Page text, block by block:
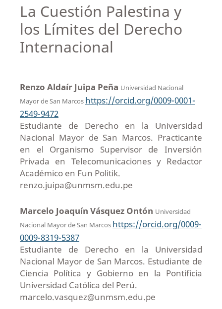
La Cuestión Palestina y
los Límites del Derecho
Internacional
Renzo Aldaír Juipa Peña Universidad Nacional
Mayor de San Marcos https://orcid.org/0009-0001-
2549-9472
Estudiante de Derecho en la Universidad
Nacional Mayor de San Marcos. Practicante
en el Organismo Supervisor de Inversión
Privada en Telecomunicaciones y Redactor
Académico en Fun Politik.
renzo.juipa@unmsm.edu.pe
Marcelo Joaquín Vásquez Ontón Universidad
Nacional Mayor de San Marcos https://orcid.org/0009-
0009-8319-5387
Estudiante de Derecho en la Universidad
Nacional Mayor de San Marcos. Estudiante de
Ciencia Política y Gobierno en la Pontificia
Universidad Católica del Perú.
marcelo.vasquez@unmsm.edu.pe